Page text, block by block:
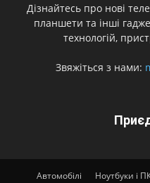
Дізнайтесь про нові
планшети та інші
технологій,
Звяжіться з нами:
Автомобілі Ноутбуки і